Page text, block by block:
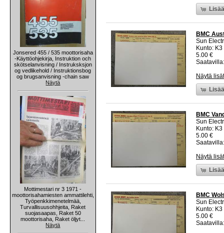
Jonsered 455 / 535 moottorisaha
-Käyttöohjekirja, Instruktion och
skötselanvisning / Instruksksjon
og vedlikehold / Instruktionsbog
og brugsanvisning -chain saw
Näytä
Mottimestari nr 3 1971 -
moottorisahamiesten ammattilehti,
Työpenkkimenetelmää,
Turvallisuusohhjeita, Raket
suojasaapas, Raket 50
moottorisaha, Raket öljyt...
Näytä
BMC
Sun
Kunto:
5.00 €
Näytä
BMC
Sun
Kunto:
5.00 €
Näytä
BMC
Sun
Kunto:
5.00 €